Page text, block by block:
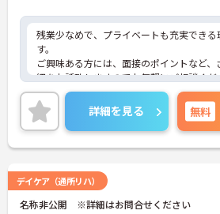
残業少なめで、プライベートも充実できる
す。
ご興味ある方には、面接のポイントなど、
細をお話致しますのでお気軽にご相談くだ
詳細を見る 無料
デイケア（通所リハ）
名称非公開 ※詳細はお問合せください